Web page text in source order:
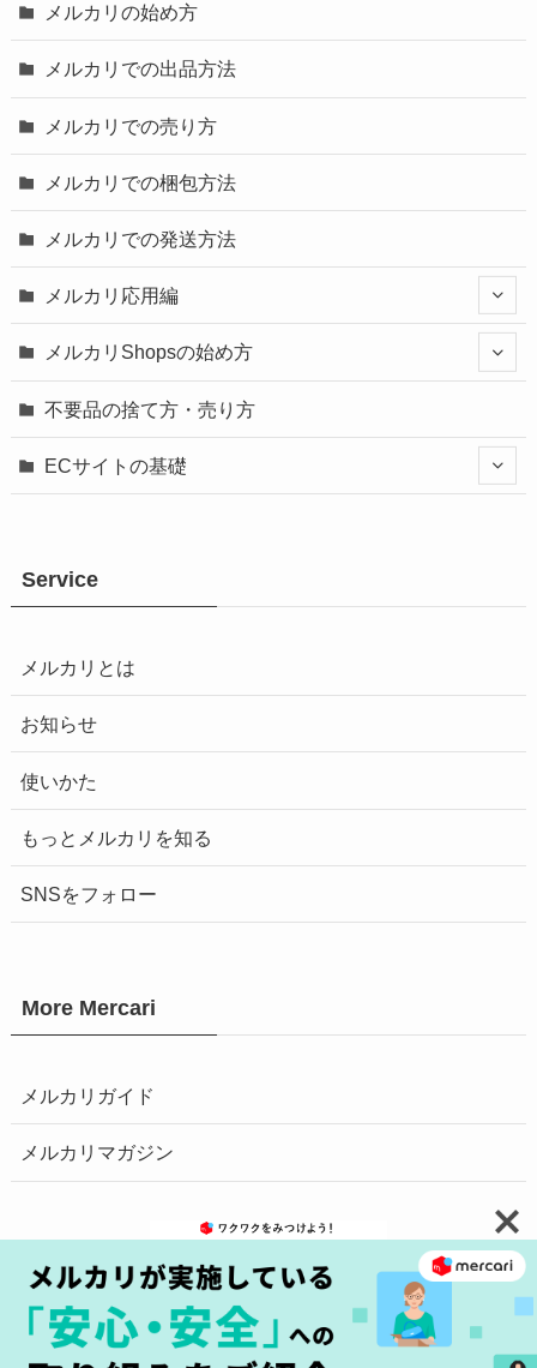
メルカリの始め方
メルカリでの出品方法
メルカリでの売り方
メルカリでの梱包方法
メルカリでの発送方法
メルカリ応用編
メルカリShopsの始め方
不要品の捨て方・売り方
ECサイトの基礎
Service
メルカリとは
お知らせ
使いかた
もっとメルカリを知る
SNSをフォロー
More Mercari
メルカリガイド
メルカリマガジン
お問い合わせ 安心・安全の取り組みへ プライバシーポリシー